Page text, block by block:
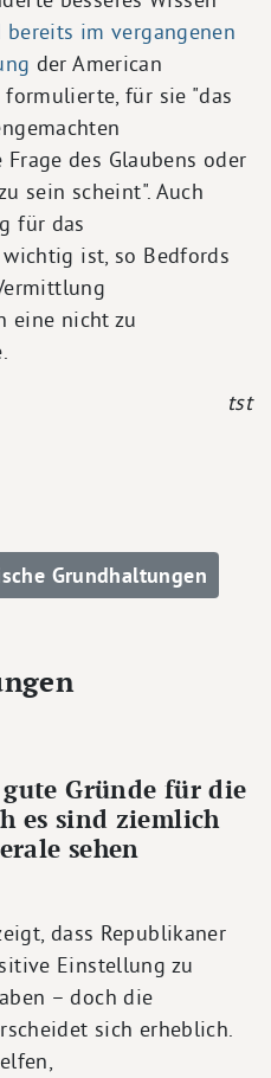
bereits im vergangenen
der American
formulierte, für sie "das
des Glaubens oder
sein scheint". Auch
für das
ist, so Bedfords
eine nicht zu
tst
Grundhaltungen
Gründe für die
es sind ziemlich
sehen
dass Republikaner
Einstellung zu
– doch die
sich erheblich.